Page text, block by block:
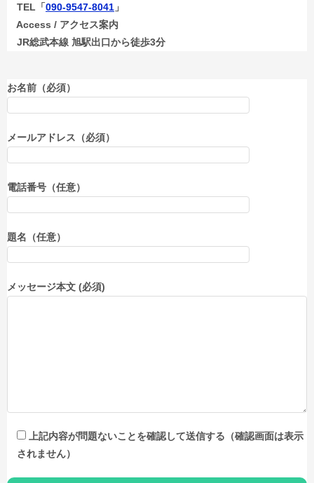
TEL「 090-9547-8041 」
Access / アクセス案内
JR総武本線 旭駅出口から徒歩3分
お名前（必須）
メールアドレス（必須）
電話番号（任意）
題名（任意）
メッセージ本文 (必須)
上記内容が問題ないことを確認して送信する（確認画面は表示
されません）